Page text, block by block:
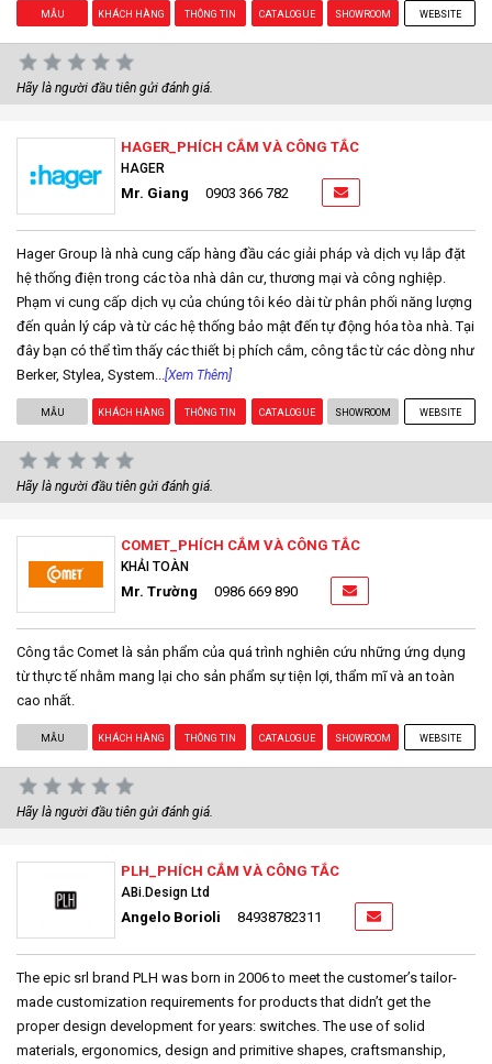
MẪU KHÁCH HÀNG THÔNG TIN CATALOGUE SHOWROOM WEBSITE
Hãy là người đầu tiên gửi đánh giá.
HAGER_PHÍCH CẮM VÀ CÔNG TẮC
HAGER
Mr. Giang 0903 366 782
Hager Group là nhà cung cấp hàng đầu các giải pháp và dịch vụ lắp đặt
hệ thống điện trong các tòa nhà dân cư, thương mại và công nghiệp.
Phạm vi cung cấp dịch vụ của chúng tôi kéo dài từ phân phối năng lượng
đến quản lý cáp và từ các hệ thống bảo mật đến tự động hóa tòa nhà. Tại
đây bạn có thể tìm thấy các thiết bị phích cắm, công tắc từ các dòng như
Berker, Stylea, System... [Xem Thêm]
MẪU KHÁCH HÀNG THÔNG TIN CATALOGUE SHOWROOM WEBSITE
Hãy là người đầu tiên gửi đánh giá.
COMET_PHÍCH CẮM VÀ CÔNG TẮC
KHẢI TOÀN
Mr. Trường 0986 669 890
Công tắc Comet là sản phẩm của quá trình nghiên cứu những ứng dụng
từ thực tế nhằm mang lại cho sản phẩm sự tiện lợi, thẩm mĩ và an toàn
cao nhất.
MẪU KHÁCH HÀNG THÔNG TIN CATALOGUE SHOWROOM WEBSITE
Hãy là người đầu tiên gửi đánh giá.
PLH_PHÍCH CẮM VÀ CÔNG TẮC
ABi.Design Ltd
Angelo Borioli 84938782311
The epic srl brand PLH was born in 2006 to meet the customer’s tailor-
made customization requirements for products that didn’t get the
proper design development for years: switches. The use of solid
materials, ergonomics, design and primitive shapes, craftsmanship,